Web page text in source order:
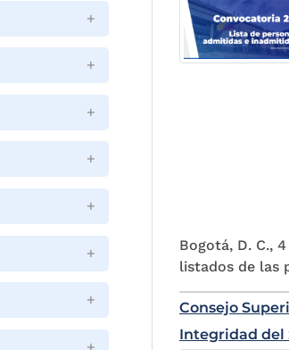
Bogotá, D. C.,
listados de las
Consejo
Integridad del